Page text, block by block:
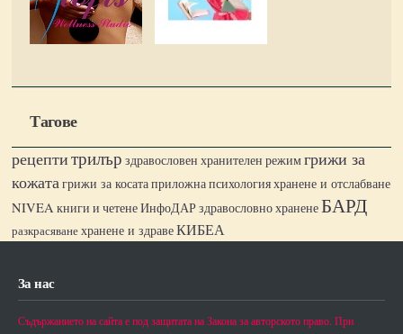
Тагове
рецептитрилър здравословен хранителен режимгрижи за
кожатагрижи за косатаприложна психологияхранене и отслабване
NIVEA книги и четенеИнфоДАРздравословно храненеБАРД
разкрасяванехранене и здравеКИБЕА
За нас
Съдържанието на сайта е под защитата на Закона за авторското право. При